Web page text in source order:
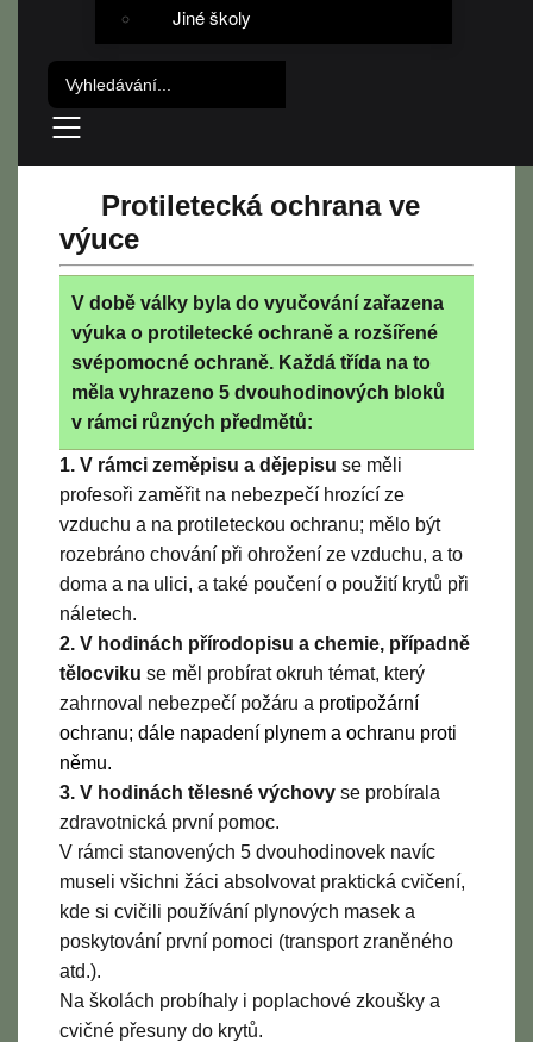
Jiné školy
Protiletecká ochrana ve
výuce
V době války byla do vyučování zařazena
výuka o protiletecké ochraně a rozšířené
svépomocné ochraně. Každá třída na to
měla vyhrazeno 5 dvouhodinových bloků
v rámci různých předmětů:
1. V rámci zeměpisu a dějepisu se měli
profesoři zaměřit na nebezpečí hrozící ze
vzduchu a na protileteckou ochranu; mělo být
rozebráno chování při ohrožení ze vzduchu, a to
doma a na ulici, a také poučení o použití krytů při
náletech.
2. V hodinách přírodopisu a chemie, případně
tělocviku se měl probírat okruh témat, který
zahrnoval nebezpečí požáru a protipožární
ochranu; dále napadení plynem a ochranu proti
němu.
3. V hodinách tělesné výchovy se probírala
zdravotnická první pomoc.
V rámci stanovených 5 dvouhodinovek navíc
museli všichni žáci absolvovat praktická cvičení,
kde si cvičili používání plynových masek a
poskytování první pomoci (transport zraněného
atd.).
Na školách probíhaly i poplachové zkoušky a
cvičné přesuny do krytů.